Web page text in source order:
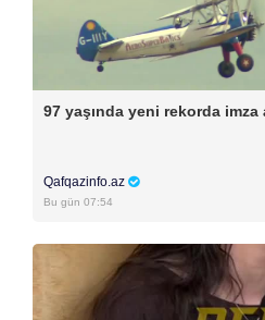
97 yaşında yeni rekorda imza
Qafqazinfo.az
Bu gün 07:54